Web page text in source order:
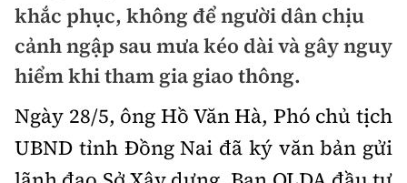
Chuyện dọc đường
Cải chính
Quy hoạch kiến trúc
Vật liệu xây dựng
Giám định chất lượng
Quản lý đô thị
Quản lý
Đường bộ
Hàng không
Kinh tế
Thị trường
Tài chính
Chứng khoán
Thanh tra
An toàn giao thông
khắc phục, không để người dân chịu
cảnh ngập sau mưa kéo dài và gây nguy
hiểm khi tham gia giao thông.
Ngày 28/5, ông Hồ Văn Hà, Phó chủ tịch
UBND tỉnh Đồng Nai đã ký văn bản gửi